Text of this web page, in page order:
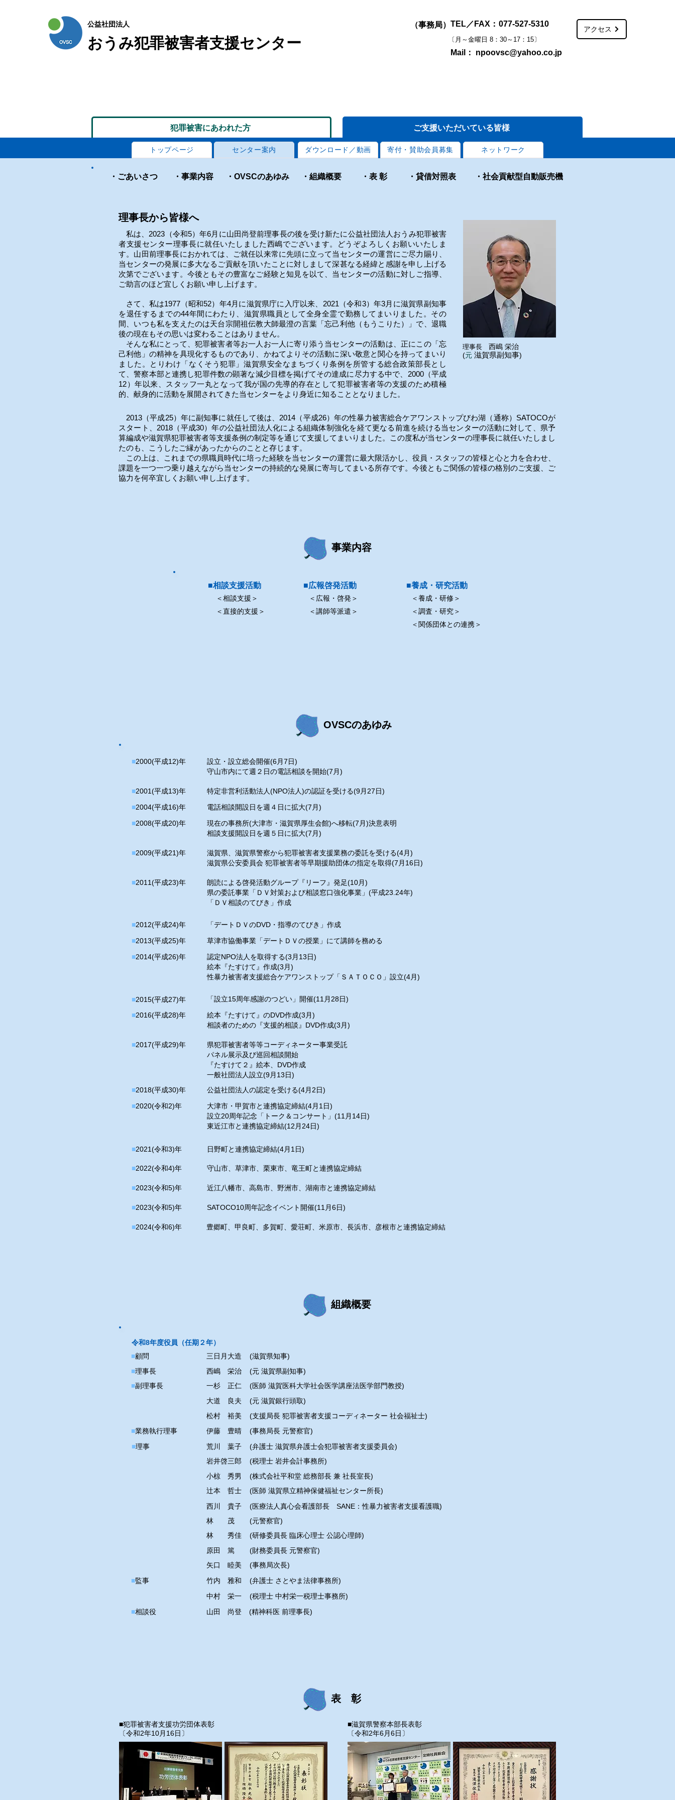
公益社団法人
おうみ犯罪被害者支援センター
TEL／FAX： 077-527-5310
​（事務局）
​〔月～金曜日 8：30～17：15〕
Mail： npoovsc@yahoo.co.jp
アクセス
犯罪被害にあわれた方 ご支援いただいている皆様
トップページ センター案内 ダウンロード／動画 寄付・賛助会員募集 ネットワーク
・ごあいさつ ・事業内容 ・OVSCのあゆみ ・組織概要 ・表 彰 ・貸借対照表 ・社会貢献型自動販売機
理事長から皆様へ
私は、2023（令和5）年6月に山田尚登前理事長の後を受け新たに公益社団法人おうみ犯罪被害
者支援センター理事長に就任いたしました西嶋でございます。どうぞよろしくお願いいたしま
す。山田前理事長におかれては、ご就任以来常に先頭に立って当センターの運営にご尽力賜り、
当センターの発展に多大なるご貢献を頂いたことに対しまして深甚なる経緯と感謝を申し上げる
次第でございます。今後ともその豊富なご経験と知見を以て、当センターの活動に対しご指導、
ご助言のほど宜しくお願い申し上げます。
さて、私は1977（昭和52）年4月に滋賀県庁に入庁以来、2021（令和3）年3月に滋賀県副知事
を退任するまでの44年間にわたり、滋賀県職員として全身全霊で勤務してまいりました。その
間、いつも私を支えたのは天台宗開祖伝教大師最澄の言葉「忘己利他（もうこりた）」で、退職
後の現在もその思いは変わることはありません。
そんな私にとって、犯罪被害者等お一人お一人に寄り添う当センターの活動は、正にこの「忘
己利他」の精神を具現化するものであり、かねてよりその活動に深い敬意と関心を持ってまいり
ました。とりわけ「なくそう犯罪」滋賀県安全なまちづくり条例を所管する総合政策部長とし
て、警察本部と連携し犯罪件数の顕著な減少目標を掲げてその達成に尽力する中で、2000（平成
12）年以来、スタッフ一丸となって我が国の先導的存在として犯罪被害者等の支援のため積極
的、献身的に活動を展開されてきた当センターをより身近に知ることとなりました。
理事長 西嶋 栄治
(​元 滋賀県副知事)
2013（平成25）年に副知事に就任して後は、2014（平成26）年の性暴力被害総合ケアワンストップびわ湖（通称）SATOCOが
スタート、2018（平成30）年の公益社団法人化による組織体制強化を経て更なる前進を続ける当センターの活動に対して、県予
算編成や滋賀県犯罪被害者等支援条例の制定等を通じて支援してまいりました。この度私が当センターの理事長に就任いたしまし
たのも、こうしたご縁があったからのことと存じます。
この上は、これまでの県職員時代に培った経験を当センターの運営に最大限活かし、役員・スタッフの皆様と心と力を合わせ、
課題を一つ一つ乗り越えながら当センターの持続的な発展に寄与してまいる所存です。今後ともご関係の皆様の格別のご支援、ご
協力を何卒宜しくお願い申し上げます。
事業内容
■相談支援活動
＜相談支援＞
＜直接的支援＞
■広報啓発活動
＜広報・啓発＞
＜講師等派遣＞
■養成・研究活動
＜養成・研修＞
＜調査・研究＞
＜関係団体との連携＞
OVSCのあゆみ
■2000(平成12)年
設立・設立総会開催(6月7日)
守山市内にて週２日の電話相談を開始(7月)
■2001(平成13)年
特定非営利活動法人(NPO法人)の認証を受ける(9月27日)
■2004(平成16)年
電話相談開設日を週４日に拡大(7月)
■2008(平成20)年
現在の事務所(大津市・滋賀県厚生会館)へ移転(7月)決意表明
相談支援開設日を週５日に拡大(7月)
■2009(平成21)年
滋賀県、滋賀県警察から犯罪被害者支援業務の委託を受ける(4月)
滋賀県公安委員会 犯罪被害者等早期援助団体の指定を取得(7月16日)
■2011(平成23)年
朗読による啓発活動グループ『リーフ』発足(10月)
県の委託事業「ＤＶ対策および相談窓口強化事業」(平成23.24年)
「ＤＶ相談のてびき」作成
■2012(平成24)年
「デートＤＶのDVD・指導のてびき」作成
■2013(平成25)年
草津市協働事業「デートＤＶの授業」にて講師を務める
■2014(平成26)年
認定NPO法人を取得する(3月13日)
絵本『たすけて』作成(3月)
性暴力被害者支援総合ケアワンストップ「ＳＡＴＯＣＯ」設立(4月)
■2015(平成27)年
「設立15周年感謝のつどい」開催(11月28日)
■2016(平成28)年
絵本『たすけて』のDVD作成(3月)
相談者のための『支援的相談』DVD作成(3月)
■2017(平成29)年
県犯罪被害者等等コーディネーター事業受託
パネル展示及び巡回相談開始
『たすけて２』絵本、DVD作成
一般社団法人設立(9月13日)
■2018(平成30)年
公益社団法人の認定を受ける(4月2日)
■2020(令和2)年
大津市・甲賀市と連携協定締結(4月1日)
​設立20周年記念「トーク＆コンサート」(11月14日)
東近江市と連携協定締結(12月24日)
■2021(令和3)年 日野町と連携協定締結(4月1日)
■2022(令和4)年 守山市、草津市、栗東市、竜王町と連携協定締結
■2023(令和5)年 近江八幡市、高島市、野洲市、湖南市と連携協定締結
■2023(令和5)年 SATOCO10周年記念イベント開催(11月6日)
■2024(令和6)年 ​豊郷町、甲良町、多賀町、愛荘町、米原市、長浜市、彦根市と連携協定締結
組織概要
令和8年度役員（任期２年）
■顧問 ​三日月大造
(滋賀県知事)
■理事長 西嶋 栄治
(元 滋賀県副知事)
■副理事長 一杉 正仁
(医師 滋賀医科大学社会医学講座法医学部門教授)
大道 良夫
(元 滋賀銀行頭取)
松村 裕美
(支援局長 犯罪被害者支援コーディネーター 社会福祉士)
■業務執行理事 ​伊藤 豊晴
(事務局長 元警察官)
■理事 荒川 葉子
(弁護士 滋賀県弁護士会犯罪被害者支援委員会)
岩井啓三郎
(税理士 岩井会計事務所)
小椋 秀男
(株式会社平和堂 総務部長 兼 社長室長)
辻本 哲士
(医師 滋賀県立精神保健福祉センター所長)
西川 貴子
(医療法人真心会看護部長 SANE：性暴力被害者支援看護職)
​林 茂
(元警察官)
​林 秀佳
(研修委員長 臨床心理士 公認心理師)
原田 篤
(財務委員長 元警察官)
​矢口 睦美
(事務局次長)
■監事 竹内 雅和
(弁護士 さとやま法律事務所)
中村 栄一
(税理士 中村栄一税理士事務所)
■相談役 山田 尚登 (精神科医 前理事長)
表 彰
■犯罪被害者支援功労団体表彰
〔令和2年10月16日〕
■滋賀県警察本部長表彰
〔令和2年6月6日〕